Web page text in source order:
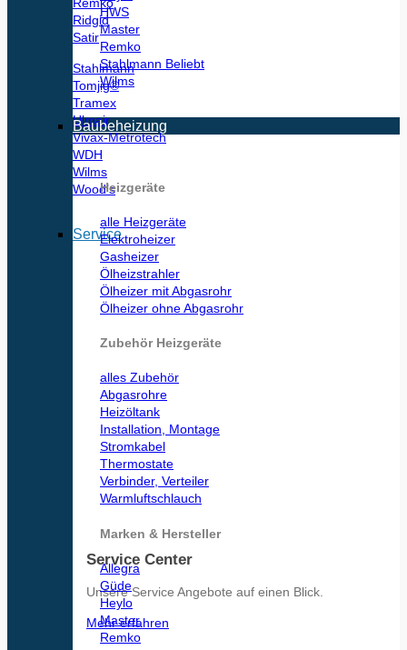
Ridgid
Satir
Stahlmann
Tomjig®
Tramex
Ulmair
Vivax-Metrotech
WDH
Wilms
Wood’s
Service
Service Center
Unsere Service Angebote auf einen Blick.
Mehr erfahren
HWS
Master
Remko
Stahlmann
Wilms
Baubeheizung
Heizgeräte
alle Heizgeräte
Elektroheizer
Gasheizer
Ölheizstrahler
Ölheizer mit Abgasrohr
Ölheizer ohne Abgasrohr
Zubehör Heizgeräte
alles Zubehör
Abgasrohre
Heizöltank
Installation, Montage
Stromkabel
Thermostate
Verbinder, Verteiler
Warmluftschlauch
Marken & Hersteller
Allegra
Güde
Heylo
Master
Remko